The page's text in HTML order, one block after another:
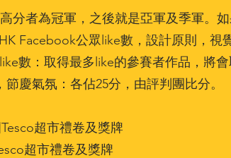
分者為冠軍，之後就是亞軍及季軍。
Facebook公眾like數，設計原則，視
數：取得最多like的參賽者作品，將會
慶氣氛：各佔25分，由評判團比分。
超市禮卷及獎牌
超市禮卷及獎牌